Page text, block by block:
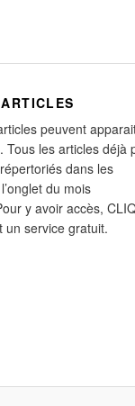
peuvent
Tous les articles déjà
dans les
du mois
y avoir accès,
un service gratuit.